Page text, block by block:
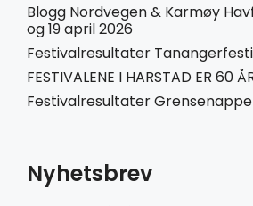
Blogg Nordvegen & Karmøy
og 19 april 2026
Festivalresultater
FESTIVALENE I HARSTAD ER 60
Festivalresultater
Nyhetsbrev